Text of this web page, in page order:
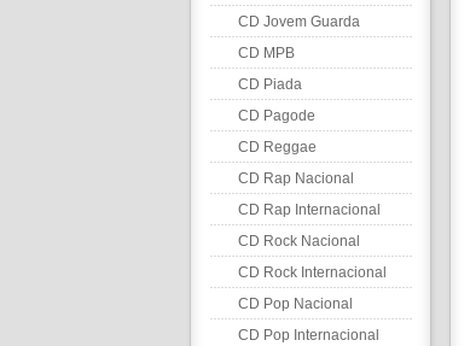
CD Jovem Guarda
CD MPB
CD Piada
CD Pagode
CD Reggae
CD Rap Nacional
CD Rap Internacional
CD Rock Nacional
CD Rock Internacional
CD Pop Nacional
CD Pop Internacional